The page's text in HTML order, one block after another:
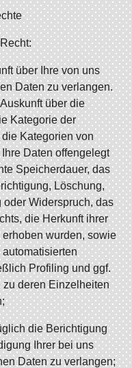
über Ihre von uns
Daten zu verlangen.
über die
Kategorie der
Kategorien von
Daten offengelegt
Speicherdauer, das
Löschung,
Widerspruch, das
die Herkunft ihrer
wurden, sowie
Profiling und ggf.
zu deren Einzelheiten
die Berichtigung
Ihrer bei uns
Daten zu verlangen;